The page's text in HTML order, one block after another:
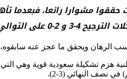
حققوا مشوارا رائعا، فبعدما
الرهان ويحقق ما عجز عنه سابقوه،
هزم تشكيلة سعودية قوية وهي